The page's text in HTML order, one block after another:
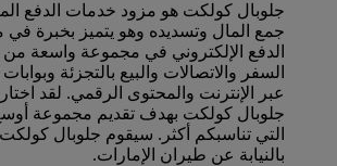
جلوبال كولكت هو مزود خدمات الدفع
جمع المال وتسديده وهو يتميز بخبرة
الدفع الإلكتروني في مجموعة واسعة من
السفر والاتصالات والبيع بالتجزئة
عبر الإنترنت والمحتوى الرقمي. لقد
جلوبال كولكت بهدف تقديم مجموعة
التي تناسبكم أكثر. سيقوم جلوبال كولكت
بالنيابة عن طيران الإمارات.